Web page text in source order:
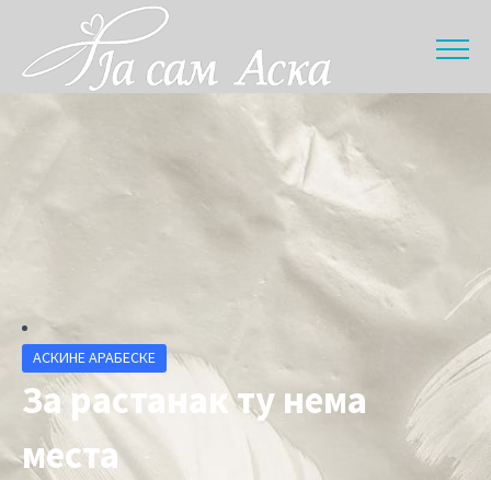
АСКИНЕ АРАБЕСКЕ
За растанак ту нема
места